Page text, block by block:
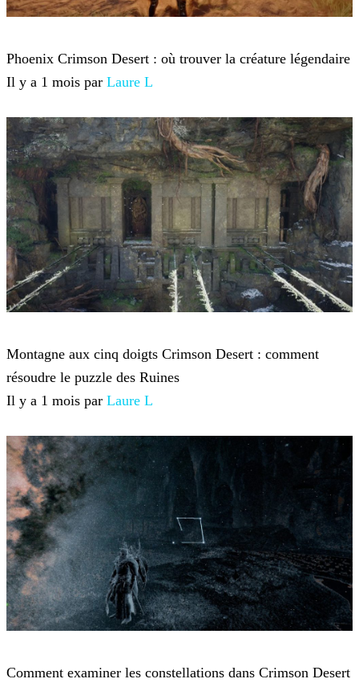
Phoenix Crimson Desert : où trouver la créature légendaire
Il y a 1 mois par Laure L
Montagne aux cinq doigts Crimson Desert : comment
résoudre le puzzle des Ruines
Il y a 1 mois par Laure L
Comment examiner les constellations dans Crimson Desert